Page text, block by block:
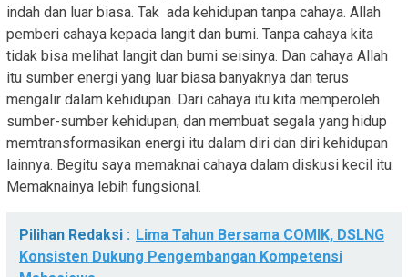
indah dan luar biasa. Tak ada kehidupan tanpa cahaya. Allah
pemberi cahaya kepada langit dan bumi. Tanpa cahaya kita
tidak bisa melihat langit dan bumi seisinya. Dan cahaya Allah
itu sumber energi yang luar biasa banyaknya dan terus
mengalir dalam kehidupan. Dari cahaya itu kita memperoleh
sumber-sumber kehidupan, dan membuat segala yang hidup
memtransformasikan energi itu dalam diri dan diri kehidupan
lainnya. Begitu saya memaknai cahaya dalam diskusi kecil itu.
Memaknainya lebih fungsional.
Pilihan Redaksi : Lima Tahun Bersama COMIK, DSLNG
Konsisten Dukung Pengembangan Kompetensi